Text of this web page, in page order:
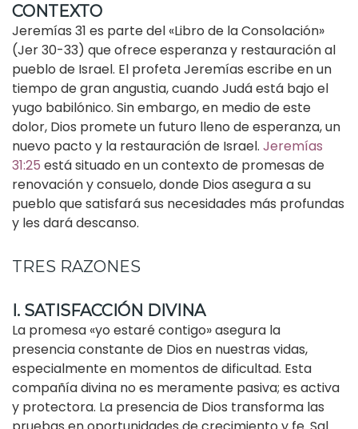
CONTEXTO
Jeremías 31 es parte del «Libro de la Consolación»
(Jer 30-33) que ofrece esperanza y restauración al
pueblo de Israel. El profeta Jeremías escribe en un
tiempo de gran angustia, cuando Judá está bajo el
yugo babilónico. Sin embargo, en medio de este
dolor, Dios promete un futuro lleno de esperanza, un
nuevo pacto y la restauración de Israel. Jeremías
31:25 está situado en un contexto de promesas de
renovación y consuelo, donde Dios asegura a su
pueblo que satisfará sus necesidades más profundas
y les dará descanso.
TRES RAZONES
I. SATISFACCIÓN DIVINA
La promesa «yo estaré contigo» asegura la
presencia constante de Dios en nuestras vidas,
especialmente en momentos de dificultad. Esta
compañía divina no es meramente pasiva; es activa
y protectora. La presencia de Dios transforma las